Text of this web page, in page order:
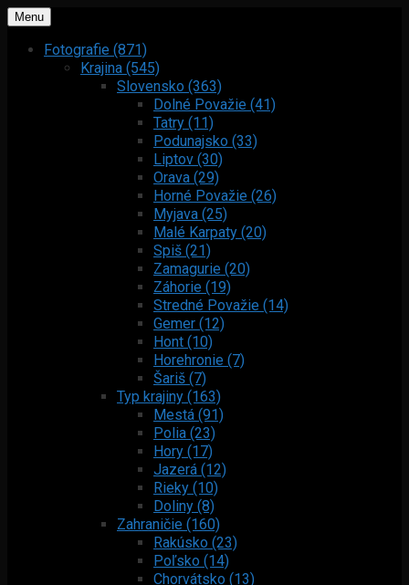
Menu
Fotografie (871)
Krajina (545)
Slovensko (363)
Dolné Považie (41)
Tatry (11)
Podunajsko (33)
Liptov (30)
Orava (29)
Horné Považie (26)
Myjava (25)
Malé Karpaty (20)
Spiš (21)
Zamagurie (20)
Záhorie (19)
Stredné Považie (14)
Gemer (12)
Hont (10)
Horehronie (7)
Šariš (7)
Typ krajiny (163)
Mestá (91)
Polia (23)
Hory (17)
Jazerá (12)
Rieky (10)
Doliny (8)
Zahraničie (160)
Rakúsko (23)
Poľsko (14)
Chorvátsko (13)